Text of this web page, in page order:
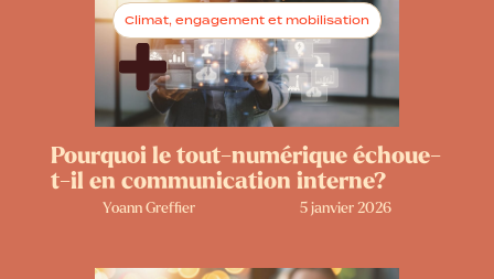
Climat, engagement et mobilisation
Pourquoi le tout-numérique échoue-
t-il en communication interne?
Yoann Greffier 5 janvier 2026